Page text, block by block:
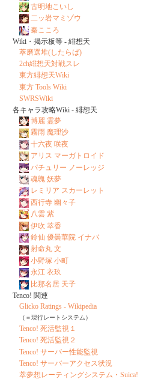
古明地こいし
二ッ岩マミゾウ
秦こころ
Wiki・掲示板等 - 緋想天
萃磨選堆(したらば)
2ch緋想天対戦スレ
東方緋想天Wiki
東方 Tools Wiki
SWRSWiki
各キャラ攻略Wiki - 緋想天
博麗 霊夢
霧雨 魔理沙
十六夜 咲夜
アリス マーガトロイド
パチュリー ノーレッジ
魂魄 妖夢
レミリア スカーレット
西行寺 幽々子
八雲 紫
伊吹 萃香
鈴仙 優曇華院 イナバ
射命丸 文
小野塚 小町
永江 衣玖
比那名居 天子
Tenco! 関連
Glicko Ratings - Wikipedia
（＝現行レートシステム）
Tenco! 死活監視１
Tenco! 死活監視２
Tenco! サーバー性能監視
Tenco! サーバーアクセス状況
萃夢想レーティングシステム・Suica!